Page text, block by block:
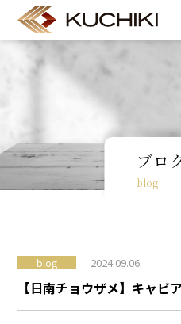
ブロ
blog
blog 2024.09.06
【日南チョウザメ】キャビ